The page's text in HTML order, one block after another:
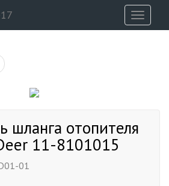
Toggle
шланга отопителя
11-8101015
01